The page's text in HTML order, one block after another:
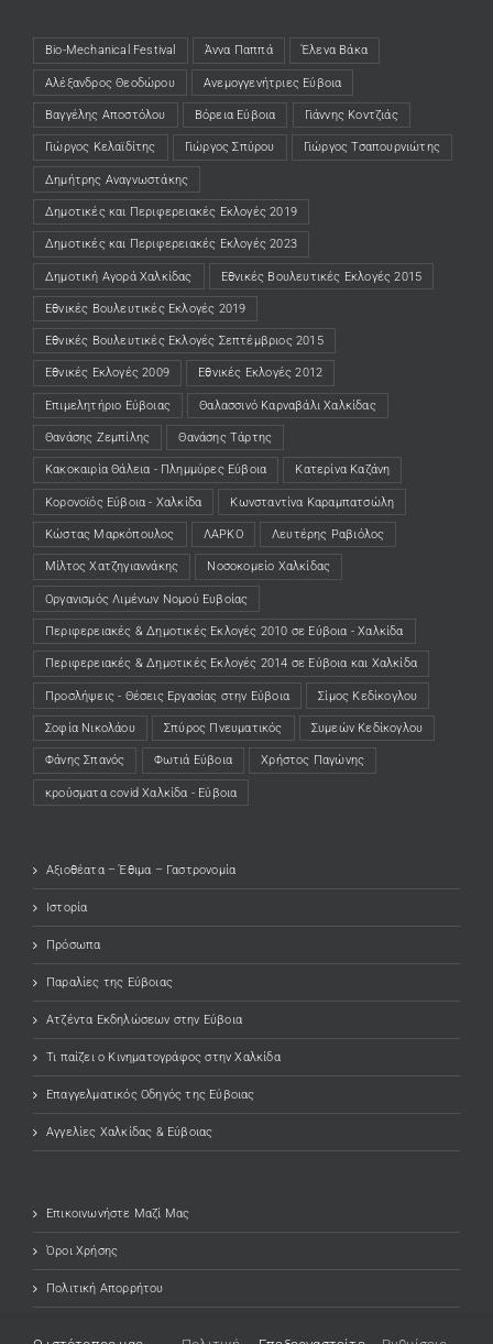
Bio-Mechanical Festival Άννα Παππά Έλενα Βάκα
Αλέξανδρος Θεοδώρου Ανεμογγενήτριες Εύβοια
Βαγγέλης Αποστόλου Βόρεια Εύβοια Γιάννης Κοντζιάς
Γιώργος Κελαϊδίτης Γιώργος Σπύρου Γιώργος Τσαπουρνιώτης
Δημήτρης Αναγνωστάκης
Δημοτικές και Περιφερειακές Εκλογές 2019
Δημοτικές και Περιφερειακές Εκλογές 2023
Δημοτική Αγορά Χαλκίδας Εθνικές Βουλευτικές Εκλογές 2015
Εθνικές Βουλευτικές Εκλογές 2019
Εθνικές Βουλευτικές Εκλογές Σεπτέμβριος 2015
Εθνικές Εκλογές 2009 Εθνικές Εκλογές 2012
Επιμελητήριο Εύβοιας Θαλασσινό Καρναβάλι Χαλκίδας
Θανάσης Ζεμπίλης Θανάσης Τάρτης
Κακοκαιρία Θάλεια - Πλημμύρες Εύβοια Κατερίνα Καζάνη
Κορονοϊός Εύβοια - Χαλκίδα Κωνσταντίνα Καραμπατσώλη
Κώστας Μαρκόπουλος ΛΑΡΚΟ Λευτέρης Ραβιόλος
Μίλτος Χατζηγιαννάκης Νοσοκομείο Χαλκίδας
Οργανισμός Λιμένων Νομού Ευβοίας
Περιφερειακές & Δημοτικές Εκλογές 2010 σε Εύβοια - Χαλκίδα
Περιφερειακές & Δημοτικές Εκλογές 2014 σε Εύβοια και Χαλκίδα
Προσλήψεις - Θέσεις Εργασίας στην Εύβοια Σίμος Κεδίκογλου
Σοφία Νικολάου Σπύρος Πνευματικός Συμεών Κεδίκογλου
Φάνης Σπανός Φωτιά Εύβοια Χρήστος Παγώνης
κρούσματα covid Χαλκίδα - Εύβοια
Αξιοθέατα – Έθιμα – Γαστρονομία
Ιστορία
Πρόσωπα
Παραλίες της Εύβοιας
Ατζέντα Εκδηλώσεων στην Εύβοια
Τι παίζει ο Κινηματογράφος στην Χαλκίδα
Επαγγελματικός Οδηγός της Εύβοιας
Αγγελίες Χαλκίδας & Εύβοιας
Επικοινωνήστε Μαζί Μας
Όροι Χρήσης
Πολιτική Απορρήτου